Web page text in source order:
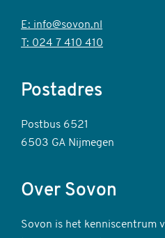
E: info@sovon.nl
T: 024 7 410 410
Postadres
Postbus 6521
6503 GA Nijmegen
Over Sovon
Sovon is het kenniscentrum